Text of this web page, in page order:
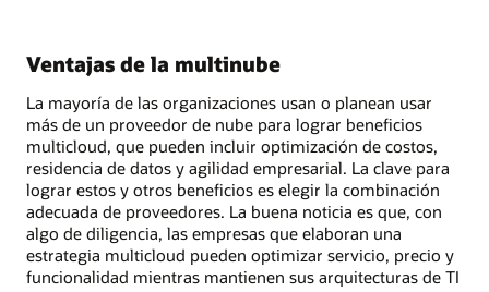
Ventajas de la multinube
La mayoría de las organizaciones usan o planean usar
más de un proveedor de nube para lograr beneficios
multicloud, que pueden incluir optimización de costos,
residencia de datos y agilidad empresarial. La clave para
lograr estos y otros beneficios es elegir la combinación
adecuada de proveedores. La buena noticia es que, con
algo de diligencia, las empresas que elaboran una
estrategia multicloud pueden optimizar servicio, precio y
funcionalidad mientras mantienen sus arquitecturas de TI